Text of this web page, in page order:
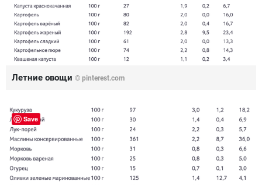
Летние овощи © pinterest.com
Save